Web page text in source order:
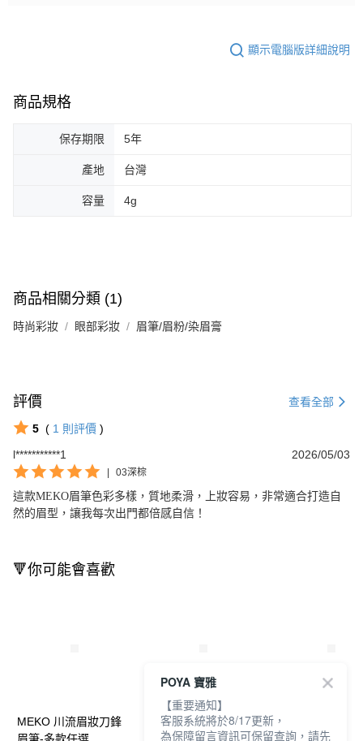
顯示電腦版詳細說明
商品規格
保存期限 5年
產地 台灣
容量 4g
商品相關分類 (1)
時尚彩妝 眼部彩妝 眉筆/眉粉/染眉膏
評價 查看全部
5 ( 1 則評價 )
l***********1
2026/05/03
| 03深棕
這款MEKO眉筆色彩多樣，質地柔滑，上妝容易，非常適合打造自
然的眉型，讓我每次出門都倍感自信！
🔻你可能會喜歡
MEKO 川流眉妝刀鋒
MEKO剪式眉毛夾/A-
媚點 液體眉筆
POYA 寶雅
【重要通知】
客服系統將於8/17更新，
為保障留言資訊可保留查詢，請先